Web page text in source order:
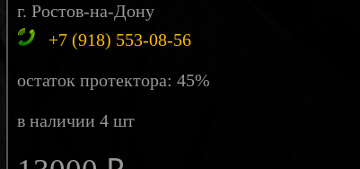
г. Ростов-на-Дону
+7 (918) 553-08-56
остаток протектора: 45%
в наличии 4 шт